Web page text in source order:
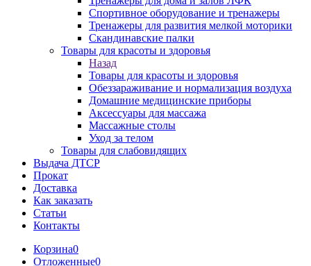
Спортивное оборудование и тренажеры
Тренажеры для развития мелкой моторики
Скандинавские палки
Товары для красоты и здоровья
Назад
Товары для красоты и здоровья
Обеззараживание и нормализация воздуха
Домашние медицинские приборы
Аксессуары для массажа
Массажные столы
Уход за телом
Товары для слабовидящих
Выдача ДТСР
Прокат
Доставка
Как заказать
Статьи
Контакты
Корзина0
Отложенные0